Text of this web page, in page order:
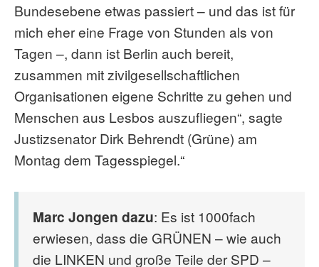
Bundesebene etwas passiert – und das ist für
mich eher eine Frage von Stunden als von
Tagen –, dann ist Berlin auch bereit,
zusammen mit zivilgesellschaftlichen
Organisationen eigene Schritte zu gehen und
Menschen aus Lesbos auszufliegen“, sagte
Justizsenator Dirk Behrendt (Grüne) am
Montag dem Tagesspiegel.“
Marc Jongen dazu: Es ist 1000fach
erwiesen, dass die GRÜNEN – wie auch
die LINKEN und große Teile der SPD –